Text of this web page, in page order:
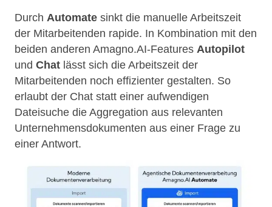
Durch Automate sinkt die manuelle Arbeitszeit
der Mitarbeitenden rapide. In Kombination mit den
beiden anderen Amagno.AI-Features Autopilot
und Chat lässt sich die Arbeitszeit der
Mitarbeitenden noch effizienter gestalten. So
erlaubt der Chat statt einer aufwendigen
Dateisuche die Aggregation aus relevanten
Unternehmensdokumenten aus einer Frage zu
einer Antwort.